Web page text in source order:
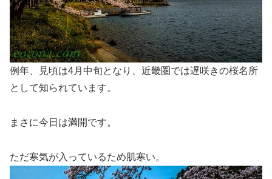
例年、見頃は4月中旬となり、近畿圏では遅咲きの桜名所
として知られています。
まさに今日は満開です。
ただ寒気が入っているため肌寒い。